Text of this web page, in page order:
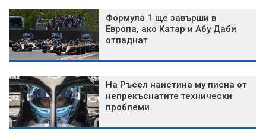
Формула 1 ще завърши в
Европа, ако Катар и Абу Даби
отпаднат
На Ръсел наистина му писна от
непрекъснатите технически
проблеми